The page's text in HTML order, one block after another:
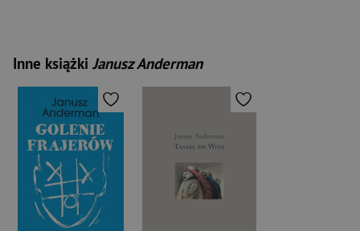
Inne książki Janusz Anderman